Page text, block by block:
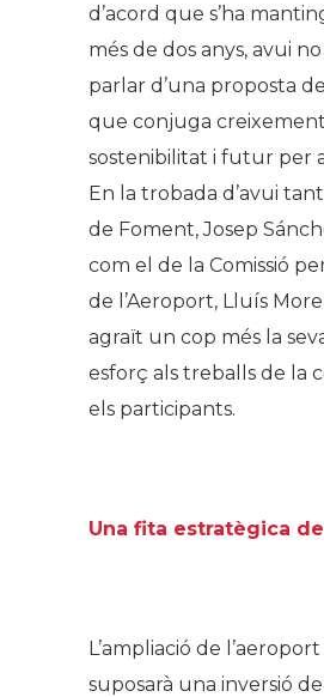
d’acord que s’ha
més de dos anys, avui
parlar d’una proposta
que conjuga
sostenibilitat i futur per
En la trobada d’avui
de Foment, Josep
com el de la Comissió
de l’Aeroport, Lluís
agraït un cop més la
esforç als treballs de la
els participants.
Una fita estratègica
L’ampliació de
suposarà una inversió